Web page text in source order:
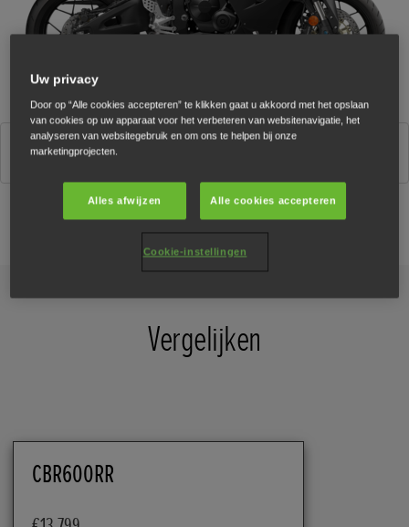
Matte Ballistic Black Metallic
Vergelijken
CBR600RR
Uw privacy
Door op “Alle cookies accepteren” te klikken gaat u akkoord met het opslaan
van cookies op uw apparaat voor het verbeteren van websitenavigatie, het
analyseren van websitegebruik en om ons te helpen bij onze
marketingprojecten.
Alles afwijzen Alle cookies accepteren
Cookie-instellingen